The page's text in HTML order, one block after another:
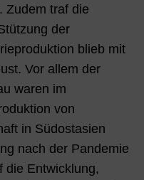
Zudem traf die
der
blieb mit
Vor allem der
waren im
von
in Südostasien
nach der Pandemie
die Entwicklung,